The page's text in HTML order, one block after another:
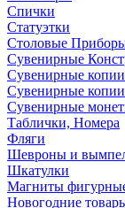
Спички
Статуэтки
Столовые
Сувенирные
Сувенирные копии
Сувенирные копии
Сувенирные
Таблички, Номера
Фляги
Шевроны и
Шкатулки
Магниты
Новогодние